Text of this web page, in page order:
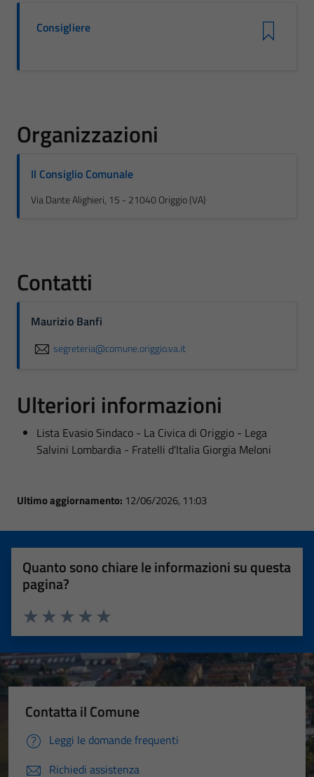
Consigliere
Organizzazioni
Il Consiglio Comunale
Via Dante Alighieri, 15 - 21040 Origgio (VA)
Contatti
Maurizio Banfi
segreteria@comune.origgio.va.it
Ulteriori informazioni
Lista Evasio Sindaco - La Civica di Origgio - Lega
Salvini Lombardia - Fratelli d'Italia Giorgia Meloni
Ultimo aggiornamento: 12/06/2026, 11:03
Quanto sono chiare le informazioni su questa
pagina?
Valuta 5 stelle su 5
Valuta 4 stelle su 5
Valuta 3 stelle su 5
Valuta 2 stelle su 5
Valuta 1 stelle su 5
Contatta il Comune
Leggi le domande frequenti
Richiedi assistenza